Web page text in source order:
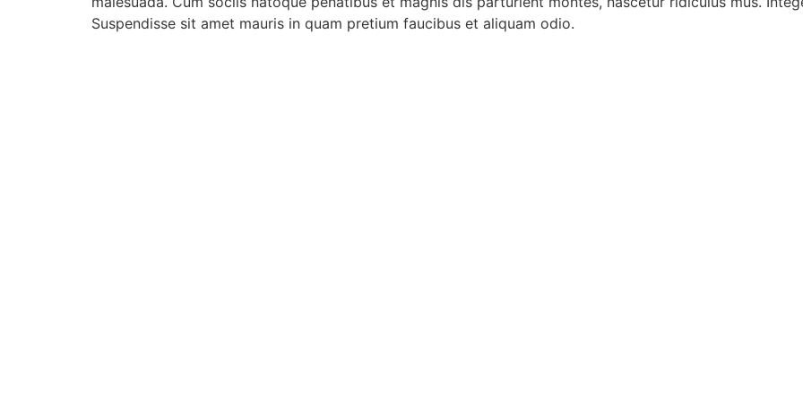
Suspendisse sit amet mauris in quam pretium faucibus et aliquam odio.